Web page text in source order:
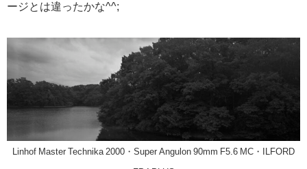
ージとは違ったかな^^;
Linhof Master Technika 2000・Super Angulon 90mm F5.6 MC・ILFORD